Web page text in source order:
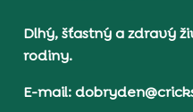
Dlhý, šťastný a zdravý
rodiny.
E-mail: